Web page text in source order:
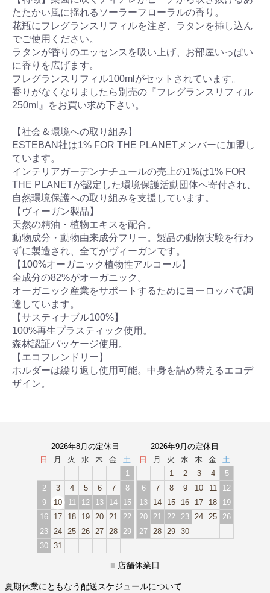
たたかい風に揺れるソーラーフローラルの香り。
花瓶にフレグランスリフィルを注ぎ、ラタンを挿し込ん
でご使用ください。
ラタンが香りのエッセンスを吸い上げ、お部屋いっぱい
に香りを広げます。
フレグランスリフィル100mlがセットされています。
香りがなくなりましたら別売の『フレグランスリフィル
250ml』をお買い求め下さい。
【社会＆環境への取り組み】
ESTEBAN社は1% FOR THE PLANETメンバーに加盟し
ています。
インテリアガーデンナチュールの売上の1%は1% FOR
THE PLANETが認定した環境保護活動団体へ寄付され、
自然環境保護への取り組みを支援しています。
【ヴィーガン製品】
天然の精油・植物エキスを配合。
動物成分・動物由来成分フリー。製品の動物実験を行わ
ずに製造され、全てがヴィーガンです。
【100%オーガニック植物性アルコール】
全成分の82%がオーガニック。
オーガニック産業をサポートするためにヨーロッパで調
達しています。
【サスティナブル100%】
100%再生プラスティック使用。
森林認証パッケージ使用。
【エコフレンドリー】
ホルダーは繰り返し使用可能。中身を詰め替えるエコデ
ザイン。
2026年8月の定休日
日
月 火 水 木 金
土
1
2
3 4 5 6 7
8
9
10 11 12 13 14
15
16
17 18 19 20 21
22
23 24 25 26 27 28
29
30 31
2026年9月の定休日
日
月 火 水 木 金
土
1
2 3 4
5
6
7 8 9 10 11
12
13
14 15 16 17 18
19
20
21 22 23 24 25
26
27 28 29 30
■ 店舗休業日
夏期休業にともなう配送スケジュールについて